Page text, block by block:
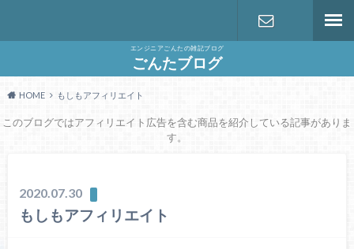
エンジニアごんたの雑記ブログ
ごんたブログ
HOME もしもアフィリエイト
このブログではアフィリエイト広告を含む商品を紹介している記事がありま
す。
2020.07.30
もしもアフィリエイト